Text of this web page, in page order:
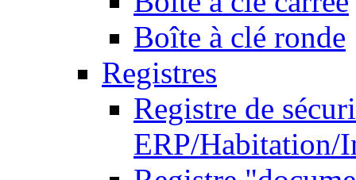
Boîte à clé ronde
Registres
Registre de
ERP/Habitation/